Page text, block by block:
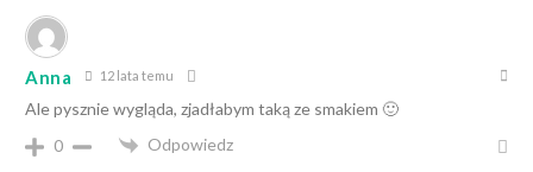
Anna 12 lata temu
Ale pysznie wygląda, zjadłabym taką ze smakiem 🙂
0
Odpowiedz